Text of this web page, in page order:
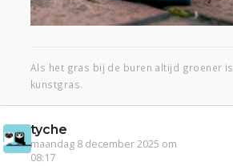
Als het gras bij de buren altijd groener
kunstgras.
tyche
maandag 8 december 2025 om
08:17